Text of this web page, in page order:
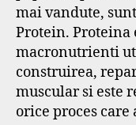
mai vandute,
Protein.
macronutrienti
construirea,
muscular si este
orice proces care